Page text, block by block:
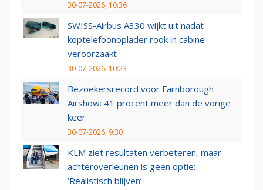
30-07-2026, 10:36
SWISS-Airbus A330 wijkt uit nadat
koptelefoonoplader rook in cabine
veroorzaakt
30-07-2026, 10:23
Bezoekersrecord voor Farnborough
Airshow: 41 procent meer dan de vorige
keer
30-07-2026, 9:30
KLM ziet resultaten verbeteren, maar
achteroverleunen is geen optie:
‘Realistisch blijven’